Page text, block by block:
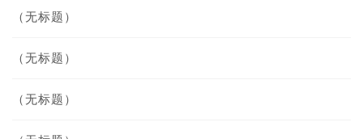
（无标题）
（无标题）
（无标题）